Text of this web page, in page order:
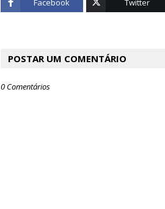
POSTAR UM COMENTÁRIO
0 Comentários